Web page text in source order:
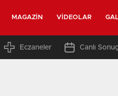
MAGAZIN VIDEOLAR
Eczaneler Canlı